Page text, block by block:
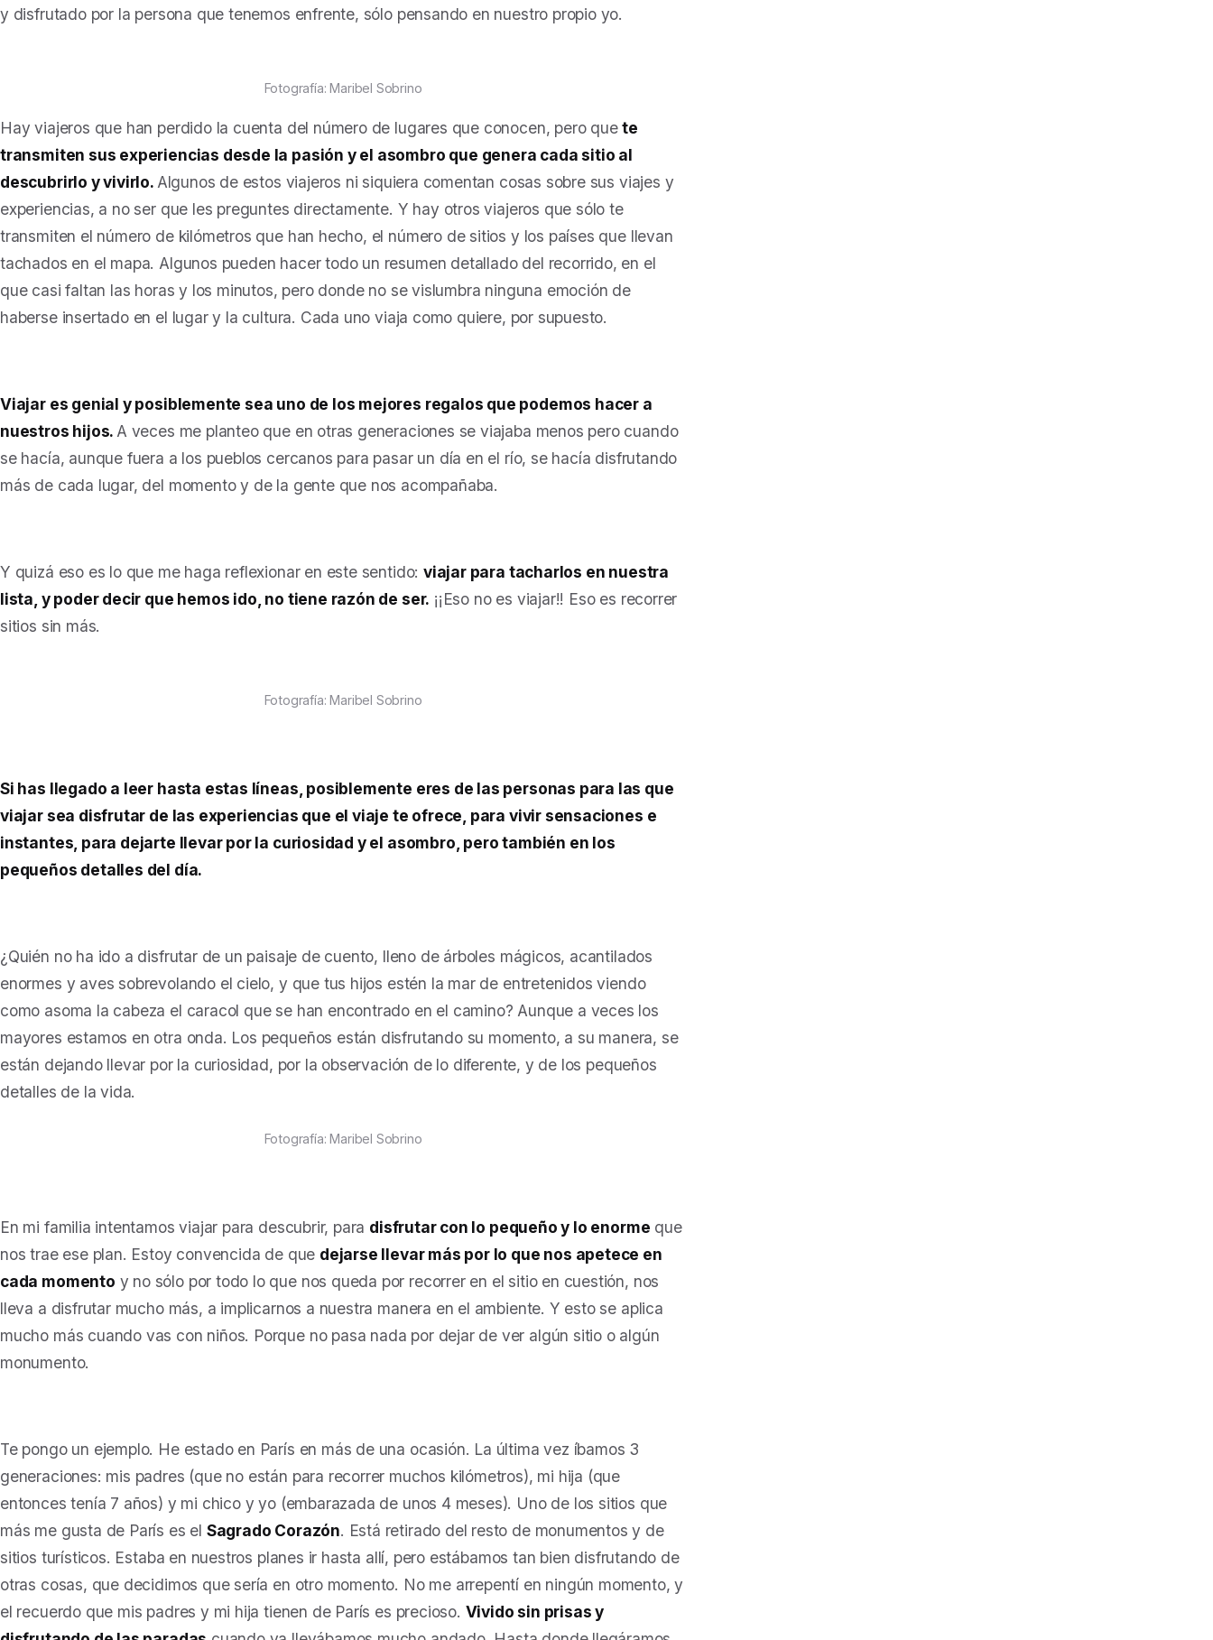
y disfrutado por la persona que tenemos enfrente, sólo pensando en nuestro propio yo.
Fotografía: Maribel Sobrino
Hay viajeros que han perdido la cuenta del número de lugares que conocen, pero quete
transmiten sus experiencias desde la pasión y el asombro que genera cada sitio al
descubrirlo y vivirlo. Algunos de estos viajeros ni siquiera comentan cosas sobre sus viajes y
experiencias, a no ser que les preguntes directamente. Y hay otros viajeros que sólo te
transmiten el número de kilómetros que han hecho, el número de sitios y los países que llevan
tachados en el mapa. Algunos pueden hacer todo un resumen detallado del recorrido, en el
que casi faltan las horas y los minutos, pero donde no se vislumbra ninguna emoción de
haberse insertado en el lugar y la cultura. Cada uno viaja como quiere, por supuesto.
Viajar es genial y posiblemente sea uno de los mejores regalos que podemos hacer a
nuestros hijos. A veces me planteo que en otras generaciones se viajaba menos pero cuando
se hacía, aunque fuera a los pueblos cercanos para pasar un día en el río, se hacía disfrutando
más de cada lugar, del momento y de la gente que nos acompañaba.
Y quizá eso es lo que me haga reflexionar en este sentido: viajar para tacharlos en nuestra
lista, y poder decir que hemos ido, no tiene razón de ser. ¡¡Eso no es viajar!! Eso es recorrer
sitios sin más.
Fotografía: Maribel Sobrino
Si has llegado a leer hasta estas líneas, posiblemente eres de las personas para las que
viajar sea disfrutar de las experiencias que el viaje te ofrece, para vivir sensaciones e
instantes, para dejarte llevar por la curiosidad y el asombro, pero también en los
pequeños detalles del día.
¿Quién no ha ido a disfrutar de un paisaje de cuento, lleno de árboles mágicos, acantilados
enormes y aves sobrevolando el cielo, y que tus hijos estén la mar de entretenidos viendo
como asoma la cabeza el caracol que se han encontrado en el camino? Aunque a veces los
mayores estamos en otra onda. Los pequeños están disfrutando su momento, a su manera, se
están dejando llevar por la curiosidad, por la observación de lo diferente, y de los pequeños
detalles de la vida.
Fotografía: Maribel Sobrino
En mi familia intentamos viajar para descubrir, para disfrutar con lo pequeño y lo enorme que
nos trae ese plan. Estoy convencida de que dejarse llevar más por lo que nos apetece en
cada momento y no sólo por todo lo que nos queda por recorrer en el sitio en cuestión, nos
lleva a disfrutar mucho más, a implicarnos a nuestra manera en el ambiente. Y esto se aplica
mucho más cuando vas con niños. Porque no pasa nada por dejar de ver algún sitio o algún
monumento.
Te pongo un ejemplo. He estado en París en más de una ocasión. La última vez íbamos 3
generaciones: mis padres (que no están para recorrer muchos kilómetros), mi hija (que
entonces tenía 7 años) y mi chico y yo (embarazada de unos 4 meses). Uno de los sitios que
más me gusta de París es el Sagrado Corazón. Está retirado del resto de monumentos y de
sitios turísticos. Estaba en nuestros planes ir hasta allí, pero estábamos tan bien disfrutando de
otras cosas, que decidimos que sería en otro momento. No me arrepentí en ningún momento, y
el recuerdo que mis padres y mi hija tienen de París es precioso. Vivido sin prisas y